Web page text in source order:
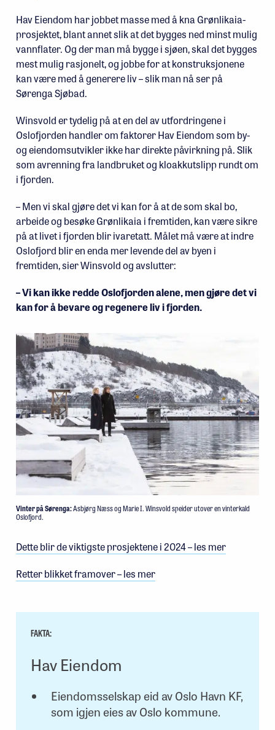
Hav Eiendom har jobbet masse med å kna Grønlikaia-
prosjektet, blant annet slik at det bygges ned minst mulig
vannflater. Og der man må bygge i sjøen, skal det bygges
mest mulig rasjonelt, og jobbe for at konstruksjonene
kan være med å generere liv – slik man nå ser på
Sørenga Sjøbad.
Winsvold er tydelig på at en del av utfordringene i
Oslofjorden handler om faktorer Hav Eiendom som by-
og eiendomsutvikler ikke har direkte påvirkning på. Slik
som avrenning fra landbruket og kloakkutslipp rundt om
i fjorden.
– Men vi skal gjøre det vi kan for å at de som skal bo,
arbeide og besøke Grønlikaia i fremtiden, kan være sikre
på at livet i fjorden blir ivaretatt. Målet må være at indre
Oslofjord blir en enda mer levende del av byen i
fremtiden, sier Winsvold og avslutter:
– Vi kan ikke redde Oslofjorden alene, men gjøre det vi
kan for å bevare og regenere liv i fjorden.
Vinter på Sørenga:Asbjørg Næss og Marie I. Winsvold speider utover en vinterkald
Oslofjord.
Dette blir de viktigste prosjektene i 2024 – les mer
Retter blikket framover – les mer
FAKTA:
Hav Eiendom
Eiendomsselskap eid av Oslo Havn KF,
som igjen eies av Oslo kommune.